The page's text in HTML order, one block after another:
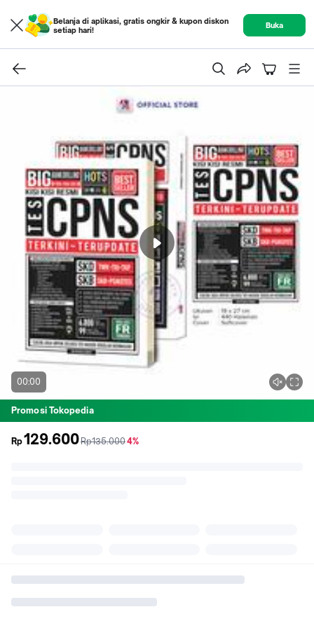
Belanja di aplikasi, gratis ongkir & kupon diskon
setiap hari!
Buka
00:00
Promosi Tokopedia
Rp129.600sebelum
Rp135.000diskon
4%